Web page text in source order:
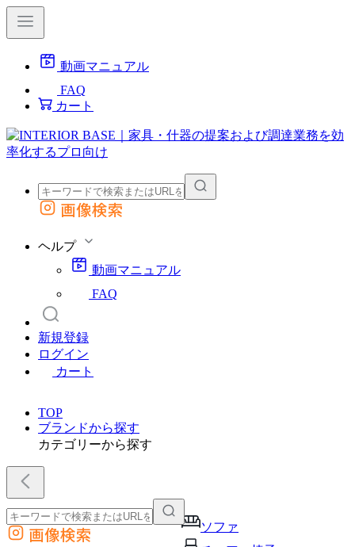
動画マニュアル
FAQ
カート
外部サイトの商品をカートに追加
画像検索
ヘルプ
動画マニュアル
FAQ
新規登録
ログイン
カート
TOP
ブランドから探す
カテゴリーから探す
ソファ
外部サイトの商品をカートに追加
画像検索